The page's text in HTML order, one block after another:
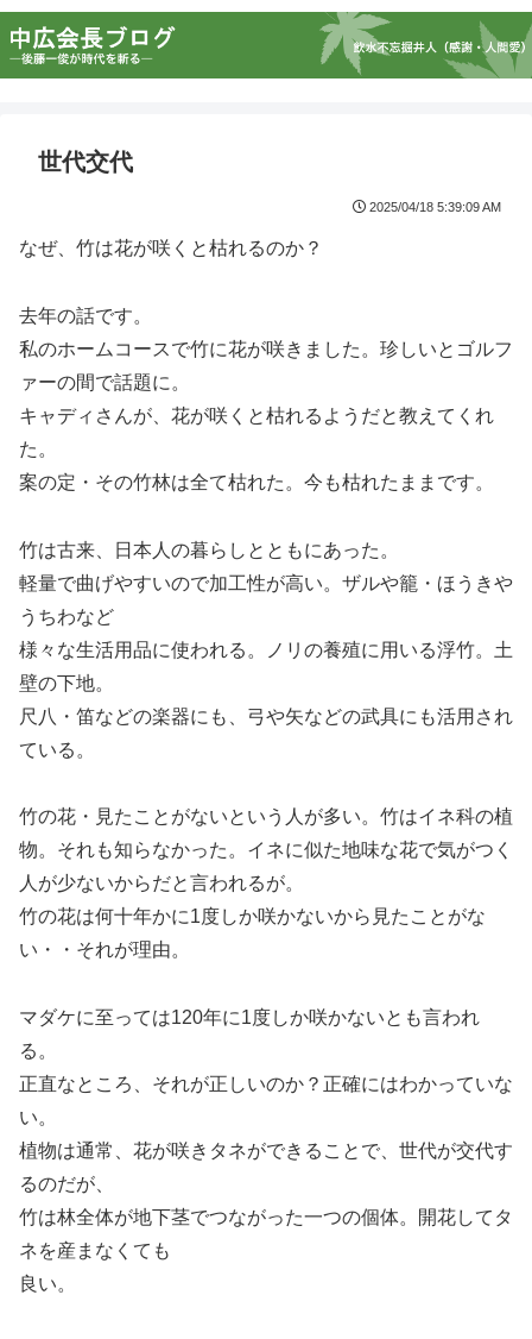
世代交代
2025/04/18 5:39:09 AM
なぜ、竹は花が咲くと枯れるのか？
去年の話です。
私のホームコースで竹に花が咲きました。珍しいとゴルフ
ァーの間で話題に。
キャディさんが、花が咲くと枯れるようだと教えてくれ
た。
案の定・その竹林は全て枯れた。今も枯れたままです。
竹は古来、日本人の暮らしとともにあった。
軽量で曲げやすいので加工性が高い。ザルや籠・ほうきや
うちわなど
様々な生活用品に使われる。ノリの養殖に用いる浮竹。土
壁の下地。
尺八・笛などの楽器にも、弓や矢などの武具にも活用され
ている。
竹の花・見たことがないという人が多い。竹はイネ科の植
物。それも知らなかった。イネに似た地味な花で気がつく
人が少ないからだと言われるが。
竹の花は何十年かに1度しか咲かないから見たことがな
い・・それが理由。
マダケに至っては120年に1度しか咲かないとも言われ
る。
正直なところ、それが正しいのか？正確にはわかっていな
い。
植物は通常、花が咲きタネができることで、世代が交代す
るのだが、
竹は林全体が地下茎でつながった一つの個体。開花してタ
ネを産まなくても
良い。